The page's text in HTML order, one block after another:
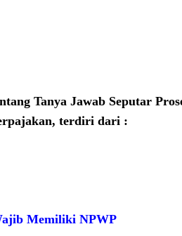
Tanya Jawab Seputar
terdiri dari :
Memiliki NPWP